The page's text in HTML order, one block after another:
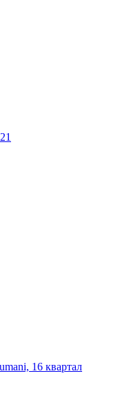
16 квартал